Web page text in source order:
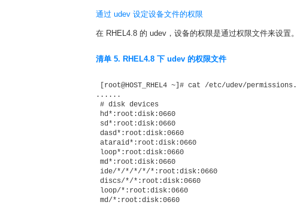
通过 udev 设定设备文件的权限
在 RHEL4.8 的 udev，设备的权限是通过权限文件来设置。
清单 5. RHEL4.8 下 udev 的权限文件
[root@HOST_RHEL4 ~]# cat /etc/udev/
......
# disk devices
hd*:root:disk:0660
sd*:root:disk:0660
dasd*:root:disk:0660
ataraid*:root:disk:0660
loop*:root:disk:0660
md*:root:disk:0660
ide/*/*/*/*/*:root:disk:0660
discs/*/*:root:disk:0660
loop/*:root:disk:0660
md/*:root:disk:0660